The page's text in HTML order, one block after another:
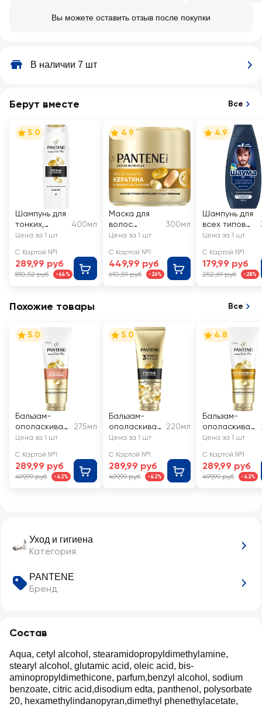
Вы можете оставить отзыв после покупки
В наличии 7 шт
Уход и гигиена
Категория
PANTENE
Бренд
Состав
Aqua, cetyl alcohol, stearamidopropyldimethylamine,
stearyl alcohol, glutamic acid, oleic acid, bis-
aminopropyldimethicone, parfum,benzyl alcohol, sodium
benzoate, citric acid,disodium edta, panthenol, polysorbate
20, hexamethylindanopyran,dimethyl phenethylacetate,
Берут вместе Все
5.0
Шампунь для
тонких,
ослабленных
PANTENE
Густые и
крепкие
400мл
Цена за 1 шт
С Картой №1
289,99 руб
810,52 руб -64%
4.9
Маска для
волос
PANTENE Pro-
Интенсивное
восстановле
ние
300мл
Цена за 1 шт
С Картой №1
449,99 руб
610,59 руб -26%
4.9
Шампунь для
всех типов
волос
ШАУМА Men
Ultra Сила
Цена за 1 шт
С Картой №1
179,99 руб
252,69 руб -28%
Похожие товары Все
5.0
Бальзам-
ополаскиват
ель для волос
Бесконечно
длинные
275мл
Цена за 1 шт
С Картой №1
289,99 руб
499,99 руб -42%
5.0
Бальзам-
ополаскиват
ель для
PANTENE 3
Minute
Miracle
220мл
Цена за 1 шт
С Картой №1
289,99 руб
499,99 руб -42%
4.8
Бальзам-
ополаскиват
ель для волос
Интенсив
восстановле
ние
Цена за 1 шт
С Картой №1
289,99 руб
499,99 руб -42%